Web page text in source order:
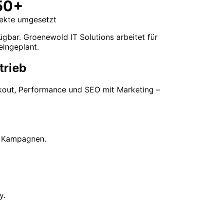
umgesetzt
Groenewold IT Solutions arbeitet für
Performance und SEO mit Marketing –